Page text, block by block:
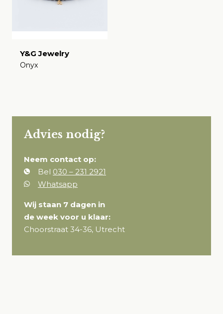
Y&G Jewelry
Onyx
Advies nodig?
Neem contact op:
Bel 030 – 231 2921
Whatsapp
Wij staan 7 dagen in
de week voor u klaar:
Choorstraat 34-36, Utrecht